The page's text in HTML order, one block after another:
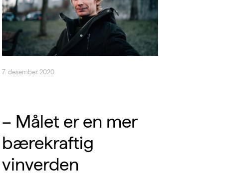
7. desember 2020
– Målet er en mer
bærekraftig
vinverden